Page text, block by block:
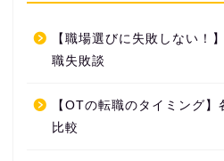
【職場選びに失敗しない！
職失敗談
【OTの転職のタイミング
比較